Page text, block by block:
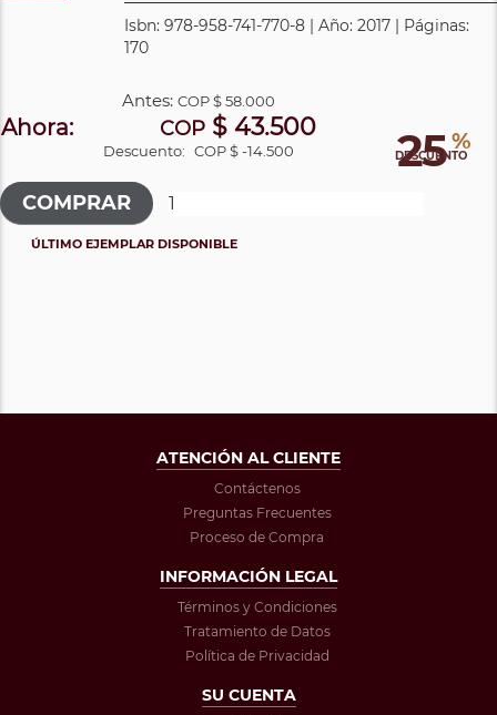
Isbn: 978-958-741-770-8 | Año: 2017 | Páginas:
170
25 %
DESCUENTO
Antes:COP$ 58.000
Ahora: COP$ 43.500
Descuento: COP $ -14.500
ÚLTIMO EJEMPLAR DISPONIBLE
ATENCIÓN AL CLIENTE
Contáctenos
Preguntas Frecuentes
Proceso de Compra
INFORMACIÓN LEGAL
Términos y Condiciones
Tratamiento de Datos
Política de Privacidad
SU CUENTA